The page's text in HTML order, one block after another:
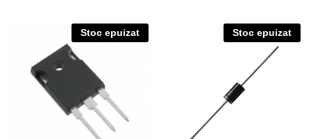
Stoc epuizat Stoc epuizat